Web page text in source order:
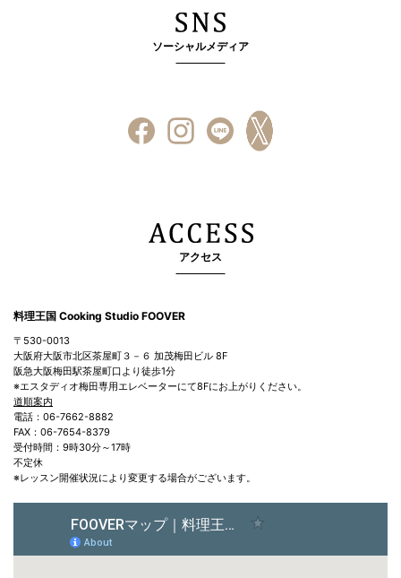
ソーシャルメディア
アクセス
料理王国 Cooking Studio FOOVER
〒530-0013
大阪府大阪市北区茶屋町３－６ 加茂梅田ビル 8F
阪急大阪梅田駅茶屋町口より徒歩1分
※エスタディオ梅田専用エレベーターにて8Fにお上がりください。
道順案内
電話：06-7662-8882
FAX：06-7654-8379
受付時間：9時30分～17時
不定休
※レッスン開催状況により変更する場合がございます。